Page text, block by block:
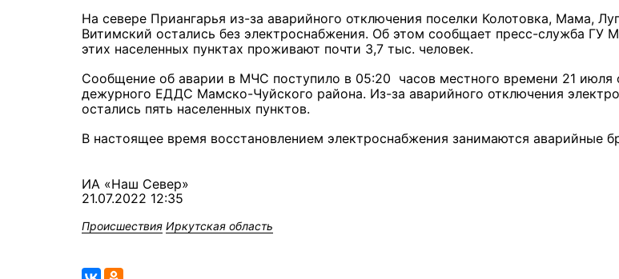
На севере Приангарья из-за аварийного отключения поселки Колотовка, Мама,
Витимский остались без электроснабжения. Об этом сообщает пресс-служба ГУ
этих населенных пунктах проживают почти 3,7 тыс. человек.
Сообщение об аварии в МЧС поступило в 05:20 часов местного времени 21 июля
дежурного ЕДДС Мамско-Чуйского района. Из-за аварийного отключения
остались пять населенных пунктов.
В настоящее время восстановлением электроснабжения занимаются аварийные
ИА «Наш Север»
21.07.2022 12:35
Происшествия Иркутская область